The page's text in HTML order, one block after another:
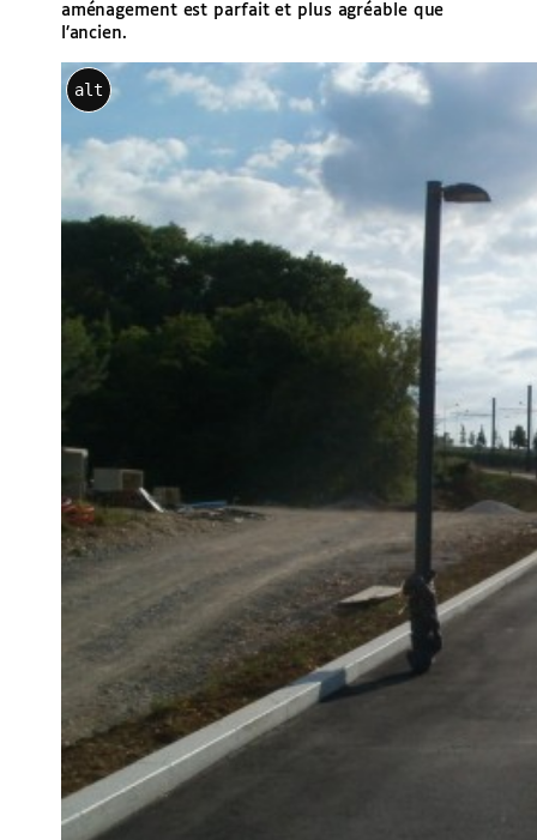
aménagement est parfait et plus agréable que
l’ancien.
alt